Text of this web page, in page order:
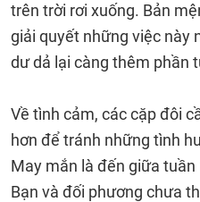
trên trời rơi xuống. Bản
giải quyết những việc này
dư dả lại càng thêm phần
Về tình cảm, các cặp đôi
hơn để tránh những tình
May mắn là đến giữa
Bạn và đối phương chưa